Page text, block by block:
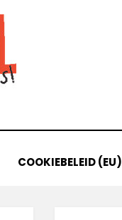
COOKIEBELEID (EU)